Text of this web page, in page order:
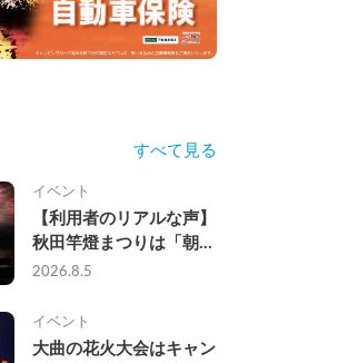
すべて見る
イベント
【利用者のリアルな声】
秋田竿燈まつりは「朝か
ら夜まで」の祭り。キャ
組の記録
2026.8.5
イベント
大曲の花火大会はキャン